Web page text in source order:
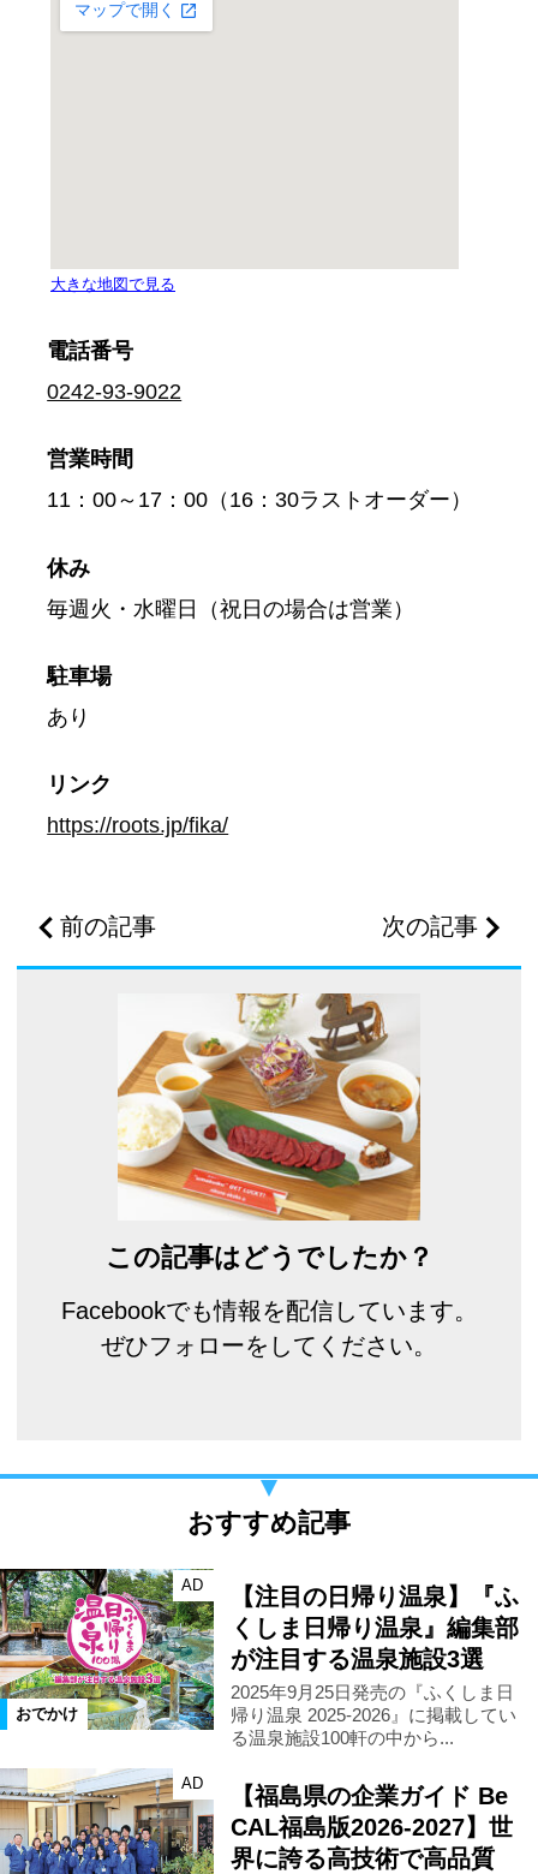
電話番号
0242-93-9022
営業時間
11：00～17：00（16：30ラストオーダー）
休み
毎週火・水曜日（祝日の場合は営業）
駐車場
あり
リンク
https://roots.jp/fika/
前の記事 次の記事
この記事はどうでしたか？
Facebookでも情報を配信しています。
ぜひフォローをしてください。
おすすめ記事
おでかけ
AD
【注目の日帰り温泉】『ふ
くしま日帰り温泉』編集部
が注目する温泉施設3選
2025年9月25日発売の『ふくしま日
帰り温泉 2025-2026』に掲載してい
る温泉施設100軒の中から...
AD
【福島県の企業ガイド Be
CAL福島版2026-2027】世
界に誇る高技術で高品質